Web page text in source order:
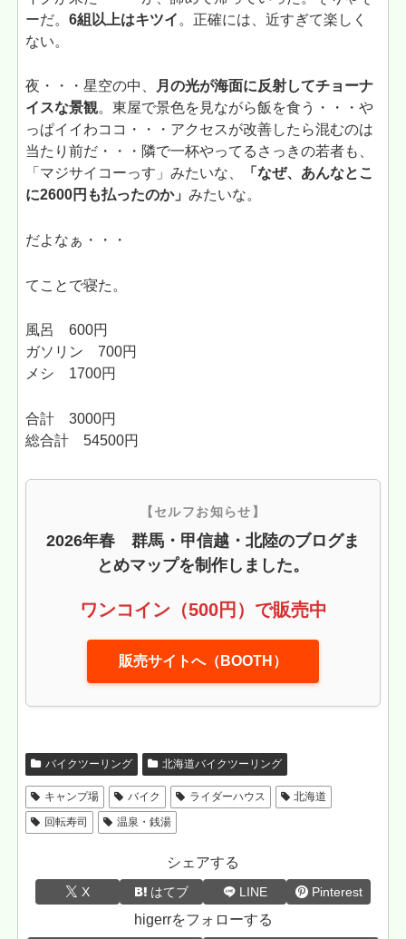
ーだ。6組以上はキツイ 。正確には、近すぎて楽しく
ない。
夜・・・星空の中、
月の光が海面に反射してチョーナ
イスな景観。東屋で景色を見ながら飯を食う・・・や
っぱイイわココ・・・アクセスが改善したら混むのは
当たり前だ・・・隣で一杯やってるさっきの若者も、
「マジサイコーっす」みたいな、
「なぜ、あんなとこ
に2600円も払ったのか」みたいな。
だよなぁ・・・
てことで寝た。
風呂 600円
ガソリン 700円
メシ 1700円
合計 3000円
総合計 54500円
【セルフお知らせ】
2026年春 群馬・甲信越・北陸のブログま
とめマップを制作しました。
ワンコイン（500円）で販売中
販売サイトへ（BOOTH）
バイクツーリング 北海道バイクツーリング
キャンプ場 バイク ライダーハウス
北海道
回転寿司
温泉・銭湯
シェアする
X はてブ LINE Pinterest
higerrをフォローする